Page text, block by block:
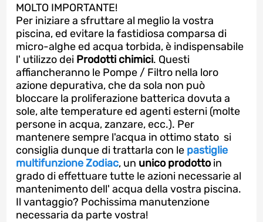
MOLTO IMPORTANTE!
Per iniziare a sfruttare al meglio la vostra
piscina, ed evitare la fastidiosa comparsa di
micro-alghe ed acqua torbida, è indispensabile
l' utilizzo dei Prodotti chimici. Questi
affiancheranno le Pompe / Filtro nella loro
azione depurativa, che da sola non può
bloccare la proliferazione batterica dovuta a
sole, alte temperature ed agenti esterni (molte
persone in acqua, zanzare, ecc.). Per
mantenere sempre l'acqua in ottimo stato si
consiglia dunque di trattarla con le pastiglie
multifunzione Zodiac, un unico prodottoin
grado di effettuare tutte le azioni necessarie al
mantenimento dell' acqua della vostra piscina.
Il vantaggio? Pochissima manutenzione
necessaria da parte vostra!